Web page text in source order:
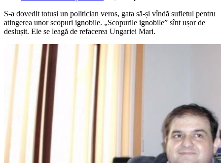
S-a dovedit totuși un politician veros, gata să-și vîndă sufletul pentru
atingerea unor scopuri ignobile. „Scopurile ignobile” sînt ușor de
deslușit. Ele se leagă de refacerea Ungariei Mari.